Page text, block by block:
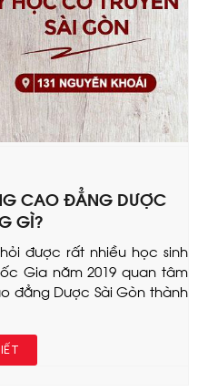
CAO ĐẲNG DƯỢC
GÌ?
được rất nhiều học sinh
Gia năm 2019 quan tâm
đẳng Dược Sài Gòn thành